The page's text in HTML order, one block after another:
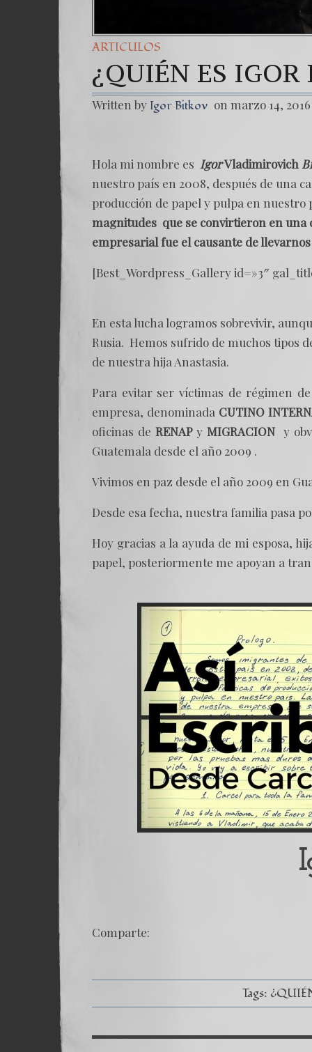
ARTICULOS
¿QUIÉN ES IGOR
Written by Igor Bitkov on marzo 14, 2016
Hola mi nombre es IgorVladimirovich
nuestro país en 2008, después de una
producción de papel y pulpa en nuestro
magnitudes que se convirtieron en una
empresarial fue el causante de
[Best_Wordpress_Gallery id=»3″
En esta lucha logramos sobrevivir,
Rusia. Hemos sufrido de muchos tipos
de nuestra hija Anastasia.
Para evitar ser víctimas de régimen
empresa, denominada CUTINO
oficinas de RENAPyMIGRACION y
Guatemala desde el año 2009 .
Vivimos en paz desde el año 2009 en
Desde esa fecha, nuestra familia pasa
Hoy gracias a la ayuda de mi esposa,
papel, posteriormente me apoyan a
Comparte:
Tags: